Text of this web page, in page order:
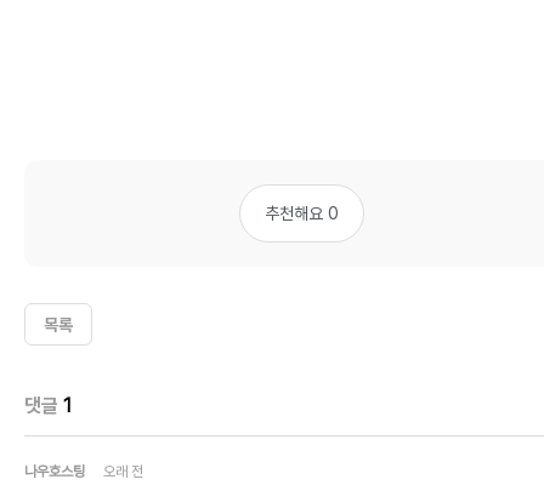
추천해요 0
목록
댓글 1
나우호스팅 오래 전